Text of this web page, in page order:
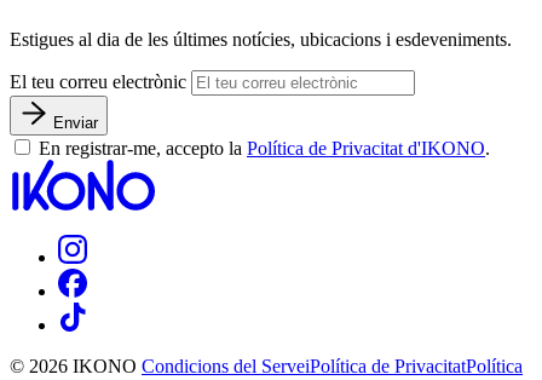
Estigues al dia de les últimes notícies, ubicacions i esdeveniments.
El teu correu electrònic
Enviar
En registrar-me, accepto la Política de Privacitat d'IKONO.
© 2026 IKONO Condicions del ServeiPolítica de PrivacitatPolítica